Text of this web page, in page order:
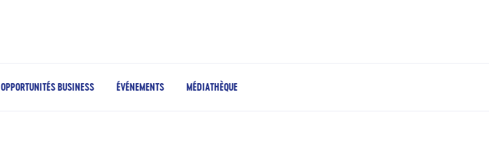
OPPORTUNITÉS BUSINESS ÉVÉNEMENTS MÉDIATHÈQUE